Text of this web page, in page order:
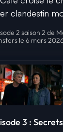
clandestin
2 saison 2 de
le 6 mars
3 : Secrets